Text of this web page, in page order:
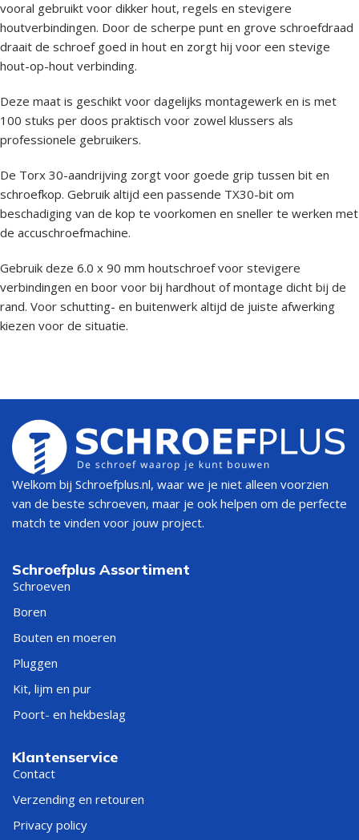
vooral gebruikt voor dikker hout, regels en stevigere
houtverbindingen. Door de scherpe punt en grove schroefdraad
draait de schroef goed in hout en zorgt hij voor een stevige
hout-op-hout verbinding.
Deze maat is geschikt voor dagelijks montagewerk en is met
100 stuks per doos praktisch voor zowel klussers als
professionele gebruikers.
De Torx 30-aandrijving zorgt voor goede grip tussen bit en
schroefkop. Gebruik altijd een passende TX30-bit om
beschadiging van de kop te voorkomen en sneller te werken met
de accuschroefmachine.
Gebruik deze 6.0 x 90 mm houtschroef voor stevigere
verbindingen en boor voor bij hardhout of montage dicht bij de
rand. Voor schutting- en buitenwerk altijd de juiste afwerking
kiezen voor de situatie.
Welkom bij Schroefplus.nl, waar we je niet alleen voorzien
van de beste schroeven, maar je ook helpen om de perfecte
match te vinden voor jouw project.
Schroefplus Assortiment
Schroeven
Boren
Bouten en moeren
Pluggen
Kit, lijm en pur
Poort- en hekbeslag
Klantenservice
Contact
Verzending en retouren
Privacy policy